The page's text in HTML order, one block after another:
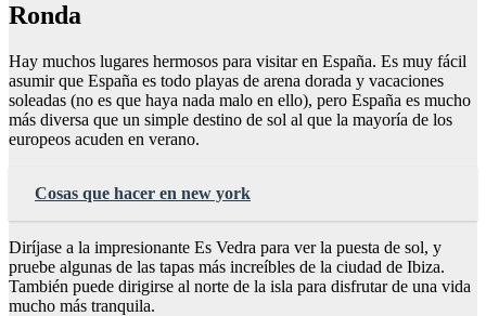
Ronda
Hay muchos lugares hermosos para visitar en España. Es muy fácil
asumir que España es todo playas de arena dorada y vacaciones
soleadas (no es que haya nada malo en ello), pero España es mucho
más diversa que un simple destino de sol al que la mayoría de los
europeos acuden en verano.
Cosas que hacer en new york
Diríjase a la impresionante Es Vedra para ver la puesta de sol, y
pruebe algunas de las tapas más increíbles de la ciudad de Ibiza.
También puede dirigirse al norte de la isla para disfrutar de una vida
mucho más tranquila.